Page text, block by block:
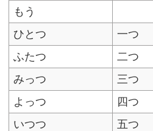
もう
ひとつ
一つ
ふたつ
二つ
みっつ
三つ
よっつ
四つ
いつつ
五つ